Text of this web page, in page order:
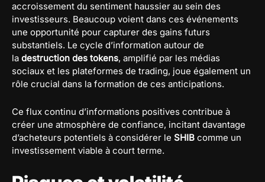
accroissement du sentiment haussier au sein des
investisseurs. Beaucoup voient dans ces événements
une opportunité pour capturer des gains futurs
substantiels. Le cycle d’information autour de
la destruction des tokens, amplifié par les médias
sociaux et les plateformes de trading, joue également un
rôle crucial dans la formation de ces anticipations.
Ce flux continu d’informations positives contribue à
créer une atmosphère de confiance, incitant davantage
d’acheteurs potentiels à considérer le SHIB comme un
investissement viable à court terme.